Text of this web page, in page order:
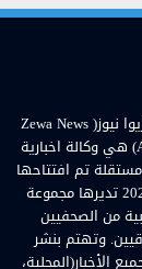
وكالة زيوا نيوز( Zewa News
Agency) هي وكالة اخبارية
تم افتتاحها
عام 2022 تديرها مجموعة
من الصحفيين
وتهتم بنشر
الأخبار(المحلية،